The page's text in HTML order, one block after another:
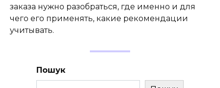
заказа нужно разобраться, где именно и для
чего его применять, какие рекомендации
учитывать.
Пошук